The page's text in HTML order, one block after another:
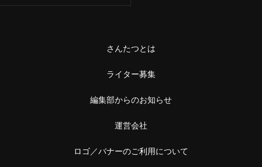
さんたつとは
ライター募集
編集部からのお知らせ
運営会社
ロゴ／バナーのご利用について